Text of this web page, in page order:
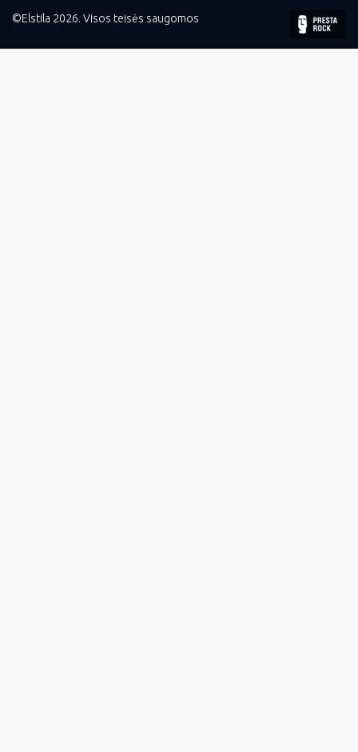
©Elstila 2026. Visos teisės saugomos